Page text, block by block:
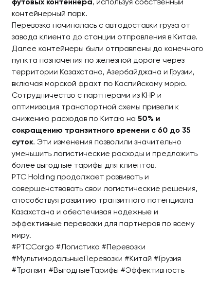
футовых контейнера, используя собственный
контейнерный парк.
Перевозка начиналась с автодоставки груза от
завода клиента до станции отправления в Китае.
Далее контейнеры были отправлены до конечного
пункта назначения по железной дороге через
территории Казахстана, Азербайджана и Грузии,
включая морской фрахт по Каспийскому морю.
Сотрудничество с партнерами из КНР и
оптимизация транспортной схемы привели к
снижению расходов по Китаю на 50% и
сокращению транзитного времени с 60 до 35
суток. Эти изменения позволили значительно
уменьшить логистические расходы и предложить
более выгодные тарифы для клиентов.
PTC Holding продолжает развивать и
совершенствовать свои логистические решения,
способствуя развитию транзитного потенциала
Казахстана и обеспечивая надежные и
эффективные перевозки для партнеров по всему
миру.
#PTCCargo #Логистика #Перевозки
#МультимодальныеПеревозки #Китай #Грузия
#Транзит #ВыгодныеТарифы #Эффективность